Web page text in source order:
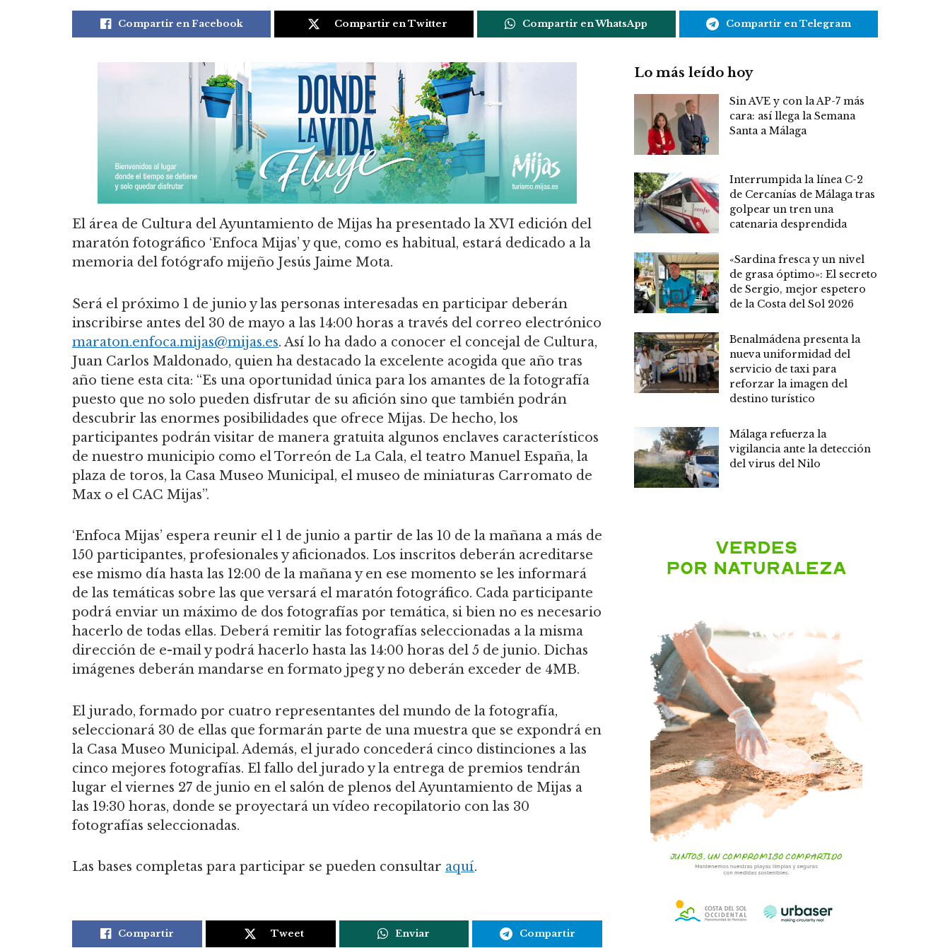
Compartir en Facebook Compartir en Twitter Compartir en WhatsApp Compartir en Telegram
El área de Cultura del Ayuntamiento de Mijas ha presentado la XVI edición del
maratón fotográfico ‘Enfoca Mijas’ y que, como es habitual, estará dedicado a la
memoria del fotógrafo mijeño Jesús Jaime Mota.
Será el próximo 1 de junio y las personas interesadas en participar deberán
inscribirse antes del 30 de mayo a las 14:00 horas a través del correo electrónico
maraton.enfoca.mijas@mijas.es. Así lo ha dado a conocer el concejal de Cultura,
Juan Carlos Maldonado, quien ha destacado la excelente acogida que año tras
año tiene esta cita: “Es una oportunidad única para los amantes de la fotografía
puesto que no solo pueden disfrutar de su afición sino que también podrán
descubrir las enormes posibilidades que ofrece Mijas. De hecho, los
participantes podrán visitar de manera gratuita algunos enclaves característicos
de nuestro municipio como el Torreón de La Cala, el teatro Manuel España, la
plaza de toros, la Casa Museo Municipal, el museo de miniaturas Carromato de
Max o el CAC Mijas”.
‘Enfoca Mijas’ espera reunir el 1 de junio a partir de las 10 de la mañana a más de
150 participantes, profesionales y aficionados. Los inscritos deberán acreditarse
ese mismo día hasta las 12:00 de la mañana y en ese momento se les informará
de las temáticas sobre las que versará el maratón fotográfico. Cada participante
podrá enviar un máximo de dos fotografías por temática, si bien no es necesario
hacerlo de todas ellas. Deberá remitir las fotografías seleccionadas a la misma
dirección de e-mail y podrá hacerlo hasta las 14:00 horas del 5 de junio. Dichas
imágenes deberán mandarse en formato jpeg y no deberán exceder de 4MB.
El jurado, formado por cuatro representantes del mundo de la fotografía,
seleccionará 30 de ellas que formarán parte de una muestra que se expondrá en
la Casa Museo Municipal. Además, el jurado concederá cinco distinciones a las
cinco mejores fotografías. El fallo del jurado y la entrega de premios tendrán
lugar el viernes 27 de junio en el salón de plenos del Ayuntamiento de Mijas a
las 19:30 horas, donde se proyectará un vídeo recopilatorio con las 30
fotografías seleccionadas.
Las bases completas para participar se pueden consultar aquí.
Compartir Tweet Enviar Compartir
Lo más leído hoy
Sin AVE y con la AP-7 más
cara: así llega la Semana
Santa a Málaga
Interrumpida la línea C-2
de Cercanías de Málaga tras
golpear un tren una
catenaria desprendida
«Sardina fresca y un nivel
de grasa óptimo»: El secreto
de Sergio, mejor espetero
de la Costa del Sol 2026
Benalmádena presenta la
nueva uniformidad del
servicio de taxi para
reforzar la imagen del
destino turístico
Málaga refuerza la
vigilancia ante la detección
del virus del Nilo